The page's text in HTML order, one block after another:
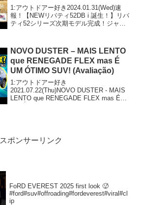
カーショー2024にてデビュー！
標準仕様に加え２種のアップグレ
ード仕様を用意
1:アウトドアー好き2024.01.31(Wed)速
報！【NEWリバティ52DB i 誕生！】リバ
ティ52シリーズ次期モデル完成！ジャパ
ード仕様を用意って人気で話題...
NOVO DUSTER – MAIS LENTO
que RENEGADE FLEX mas É
UM ÓTIMO SUV! (Avaliação)
1:アウトドアー好き
2021.07.22(Thu)NOVO DUSTER - MAIS
LENTO que RENEGADE FLEX mas É
スポンサーリンク
FoRD EVEREST 2025 first look 🥵
#ford#suv#offroading#fordeverest#viral#cl
ip